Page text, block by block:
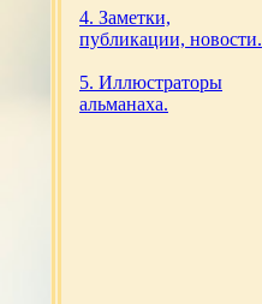
4. Заметки,
публикации, новости.
5. Иллюстраторы
альманаха.